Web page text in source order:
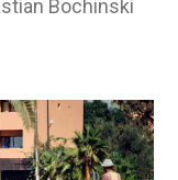
Bochinski